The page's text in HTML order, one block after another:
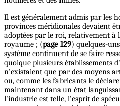
Il est généralement admis par les
provinces méridionales devaient
adoptées par le roi, relativement à
royaume ; (page 129) quelques-
système continuent de se faire
quoique plusieurs établissements
n'existaient que par des moyens
ou, comme les fabricants le
maintenant dans un état
l'industrie est telle, l'esprit de